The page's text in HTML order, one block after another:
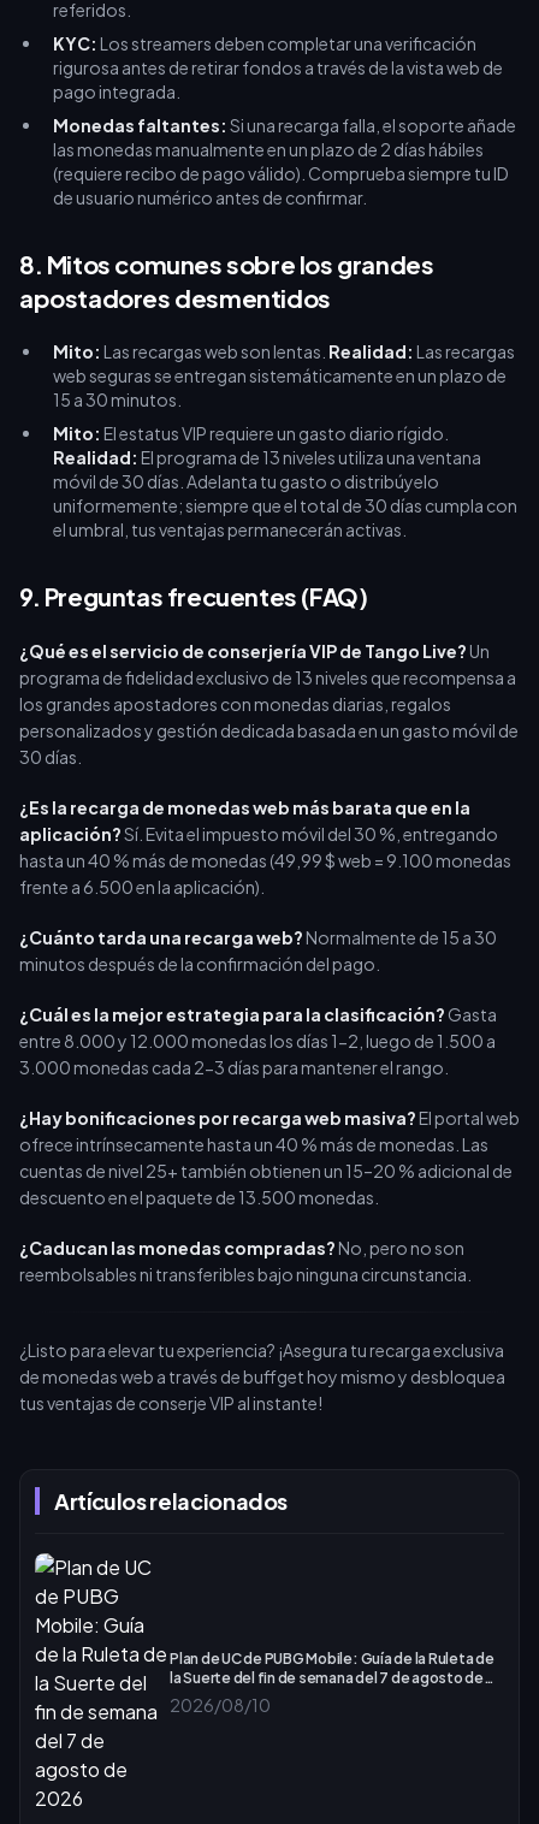
Artículos relacionados
Plan de UC de PUBG Mobile: Guía de la Ruleta de
la Suerte del fin de semana del 7 de agosto de
2026
2026/08/10
referidos.
KYC: Los streamers deben completar una verificación
rigurosa antes de retirar fondos a través de la vista web de
pago integrada.
Monedas faltantes: Si una recarga falla, el soporte añade
las monedas manualmente en un plazo de 2 días hábiles
(requiere recibo de pago válido). Comprueba siempre tu ID
de usuario numérico antes de confirmar.
8. Mitos comunes sobre los grandes
apostadores desmentidos
Mito: Las recargas web son lentas. Realidad: Las recargas
web seguras se entregan sistemáticamente en un plazo de
15 a 30 minutos.
Mito: El estatus VIP requiere un gasto diario rígido.
Realidad: El programa de 13 niveles utiliza una ventana
móvil de 30 días. Adelanta tu gasto o distribúyelo
uniformemente; siempre que el total de 30 días cumpla con
el umbral, tus ventajas permanecerán activas.
9. Preguntas frecuentes (FAQ)
¿Qué es el servicio de conserjería VIP de Tango Live?Un
programa de fidelidad exclusivo de 13 niveles que recompensa a
los grandes apostadores con monedas diarias, regalos
personalizados y gestión dedicada basada en un gasto móvil de
30 días.
¿Es la recarga de monedas web más barata que en la
aplicación?Sí. Evita el impuesto móvil del 30 %, entregando
hasta un 40 % más de monedas (49,99 $ web = 9.100 monedas
frente a 6.500 en la aplicación).
¿Cuánto tarda una recarga web?Normalmente de 15 a 30
minutos después de la confirmación del pago.
¿Cuál es la mejor estrategia para la clasificación? Gasta
entre 8.000 y 12.000 monedas los días 1-2, luego de 1.500 a
3.000 monedas cada 2-3 días para mantener el rango.
¿Hay bonificaciones por recarga web masiva?El portal web
ofrece intrínsecamente hasta un 40 % más de monedas. Las
cuentas de nivel 25+ también obtienen un 15–20 % adicional de
descuento en el paquete de 13.500 monedas.
¿Caducan las monedas compradas?No, pero no son
reembolsables ni transferibles bajo ninguna circunstancia.
¿Listo para elevar tu experiencia? ¡Asegura tu recarga exclusiva
de monedas web a través de buffget hoy mismo y desbloquea
tus ventajas de conserje VIP al instante!